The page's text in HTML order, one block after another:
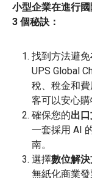
小型企業在進行
3 個秘訣：
找到方法避免
UPS Global
稅、稅金和
客可以安心購
確保您的出
一套採用 AI
南。
選擇數位解
無紙化商業